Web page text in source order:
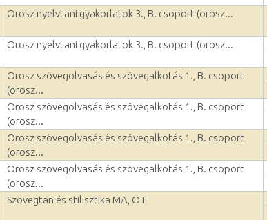
Orosz nyelvtani gyakorlatok 3., B. csoport (orosz...
Orosz nyelvtani gyakorlatok 3., B. csoport (orosz...
Orosz szövegolvasás és szövegalkotás 1., B. csoport
(orosz...
Orosz szövegolvasás és szövegalkotás 1., B. csoport
(orosz...
Orosz szövegolvasás és szövegalkotás 1., B. csoport
(orosz...
Orosz szövegolvasás és szövegalkotás 1., B. csoport
(orosz...
Szövegtan és stilisztika MA, OT